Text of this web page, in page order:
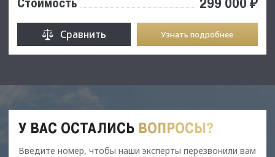
Сравнить Узнать подробнее
У ВАС ОСТАЛИСЬ ВОПРОСЫ?
Введите номер, чтобы наши эксперты перезвонили вам